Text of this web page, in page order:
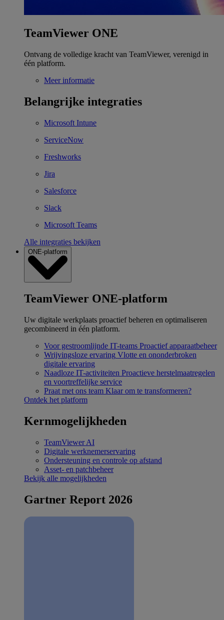
TeamViewer ONE
Ontvang de volledige kracht van TeamViewer, verenigd in
één platform.
Meer informatie
Belangrijke integraties
Microsoft Intune
ServiceNow
Freshworks
Jira
Salesforce
Slack
Microsoft Teams
Alle integraties bekijken
ONE-platform
TeamViewer ONE-platform
Uw digitale werkplaats proactief beheren en optimaliseren
gecombineerd in één platform.
Voor gestroomlijnde IT-teams Proactief apparaatbeheer
Wrijvingsloze ervaring Vlotte en ononderbroken
digitale ervaring
Naadloze IT-activiteiten Proactieve herstelmaatregelen
en voortreffelijke service
Praat met ons team Klaar om te transformeren?
Ontdek het platform
Kernmogelijkheden
TeamViewer AI
Digitale werknemerservaring
Ondersteuning en controle op afstand
Asset- en patchbeheer
Bekijk alle mogelijkheden
Gartner Report 2026